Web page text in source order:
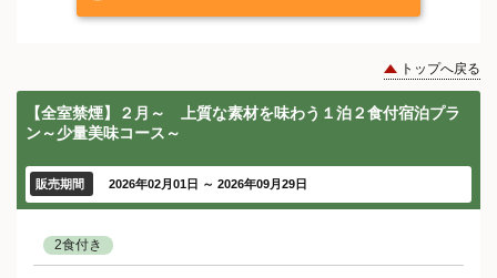
トップへ戻る
【全室禁煙】２月～ 上質な素材を味わう１泊２食付宿泊プラ
ン～少量美味コース～
販売期間 2026年02月01日 ～ 2026年09月29日
2食付き